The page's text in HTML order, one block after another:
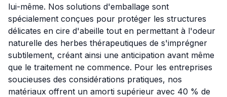
lui-même. Nos solutions d'emballage sont
spécialement conçues pour protéger les structures
délicates en cire d'abeille tout en permettant à l'odeur
naturelle des herbes thérapeutiques de s'imprégner
subtilement, créant ainsi une anticipation avant même
que le traitement ne commence. Pour les entreprises
soucieuses des considérations pratiques, nos
matériaux offrent un amorti supérieur avec 40 % de